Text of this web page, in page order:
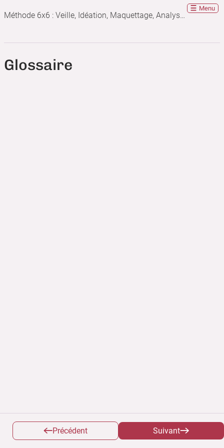
Méthode 6x6 : Veille, Idéation, Maquettage, Analyse, Évaluation, Publication
Menu
Glossaire
Précédent Suivant